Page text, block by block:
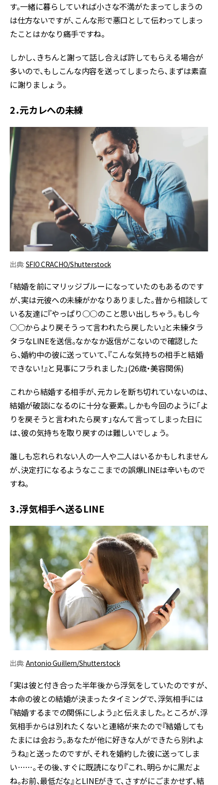
す。一緒に暮らしていれば小さな不満がたまってしまうの
は仕方ないですが、こんな形で悪口として伝わってしまっ
たことはかなり痛手ですね。
しかし、きちんと謝って話し合えば許してもらえる場合が
多いので、もしこんな内容を送ってしまったら、まずは素直
に謝りましょう。
2．元カレへの未練
出典: SFIO CRACHO/Shutterstock
「結婚を前にマリッジブルーになっていたのもあるのです
が、実は元彼への未練がかなりありました。昔から相談して
いる友達に『やっぱり○○のこと思い出しちゃう。もし今
○○からより戻そうって言われたら戻したい』と未練タラ
タラなLINEを送信。なかなか返信がこないので確認した
ら、婚約中の彼に送っていて、『こんな気持ちの相手と結婚
できない！』と見事にフラれました」(26歳・美容関係)
これから結婚する相手が、元カレを断ち切れていないのは、
結婚が破談になるのに十分な要素。しかも今回のように「よ
りを戻そうと言われたら戻す」なんて言ってしまった日に
は、彼の気持ちを取り戻すのは難しいでしょう。
誰しも忘れられない人の一人や二人はいるかもしれません
が、決定打になるようなここまでの誤爆LINEは辛いもので
すね。
3．浮気相手へ送るLINE
出典: Antonio Guillem/Shutterstock
「実は彼と付き合った半年後から浮気をしていたのですが、
本命の彼との結婚が決まったタイミングで、浮気相手には
『結婚するまでの関係にしよう』と伝えました。ところが、浮
気相手からは別れたくないと連絡が来たので『結婚しても
たまには会おう。あなたが他に好きな人ができたら別れよ
うね』と送ったのですが、それを婚約した彼に送ってしま
い……。その後、すぐに既読になり『これ、明らかに黒だよ
ね。お前、最低だな』とLINEがきて、さすがにごまかせず、結